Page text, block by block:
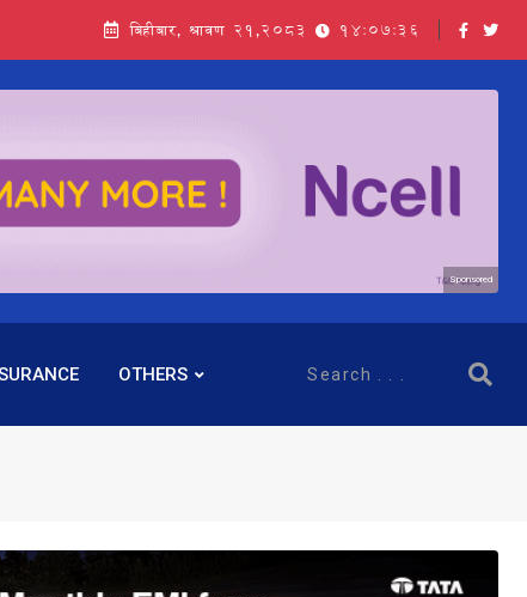
बिहीबार, श्रावण २१,२०८३ 14:07:38
Sponsored
OTHERS